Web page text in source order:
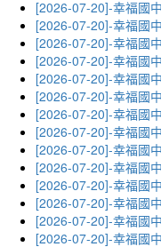
[2026-07-20]-幸福國
[2026-07-20]-幸福國
[2026-07-20]-幸福國
[2026-07-20]-幸福國
[2026-07-20]-幸福國
[2026-07-20]-幸福國
[2026-07-20]-幸福國
[2026-07-20]-幸福國
[2026-07-20]-幸福國
[2026-07-20]-幸福國
[2026-07-20]-幸福國
[2026-07-20]-幸福國
[2026-07-20]-幸福國
[2026-07-20]-幸福國